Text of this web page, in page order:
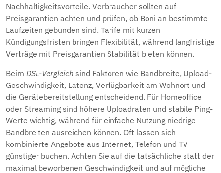
Nachhaltigkeitsvorteile. Verbraucher sollten auf
Preisgarantien achten und prüfen, ob Boni an bestimmte
Laufzeiten gebunden sind. Tarife mit kurzen
Kündigungsfristen bringen Flexibilität, während langfristige
Verträge mit Preisgarantien Stabilität bieten können.
Beim DSL-Vergleich sind Faktoren wie Bandbreite, Upload-
Geschwindigkeit, Latenz, Verfügbarkeit am Wohnort und
die Gerätebereitstellung entscheidend. Für Homeoffice
oder Streaming sind höhere Uploadraten und stabile Ping-
Werte wichtig, während für einfache Nutzung niedrige
Bandbreiten ausreichen können. Oft lassen sich
kombinierte Angebote aus Internet, Telefon und TV
günstiger buchen. Achten Sie auf die tatsächliche statt der
maximal beworbenen Geschwindigkeit und auf mögliche